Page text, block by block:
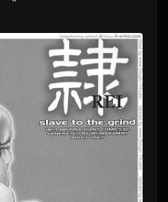
”